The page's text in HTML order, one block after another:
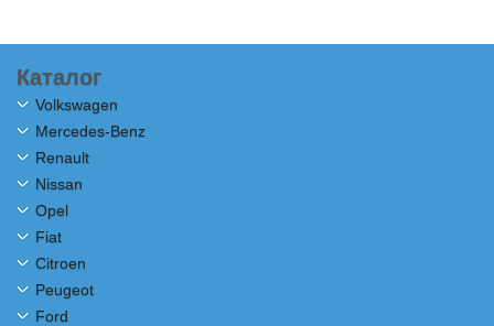
Каталог
Volkswagen
Mercedes-Benz
Renault
Nissan
Opel
Fiat
Citroen
Peugeot
Ford